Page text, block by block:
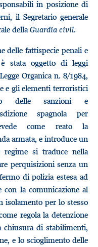
in posizione di
il Segretario generale
dellaGuardia civil.
delle fattispecie penali e
stata oggetto di leggi
Organica n. 8/1984,
e gli elementi terroristici
delle sanzioni e
spagnola per
come reato la
armata, e introduce un
regime si traduce nella
perquisizioni senza un
di polizia estesa ad
la comunicazione al
isolamento per lo stesso
regola la detenzione
chiusura di stabilimenti,
e lo scioglimento delle